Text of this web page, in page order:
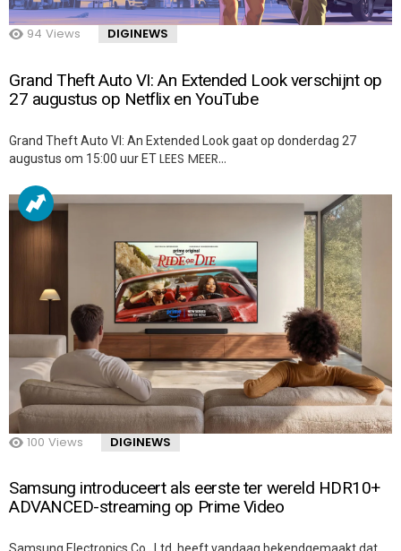
94 Views DIGINEWS
Grand Theft Auto VI: An Extended Look verschijnt op
27 augustus op Netflix en YouTube
Grand Theft Auto VI: An Extended Look gaat op donderdag 27
augustus om 15:00 uur ETLEES MEER…
100 Views DIGINEWS
Samsung introduceert als eerste ter wereld HDR10+
ADVANCED-streaming op Prime Video